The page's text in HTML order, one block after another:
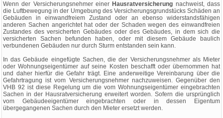
Wenn der Versicherungsnehmer einer Hausratversicherung nachweist, dass
die Luftbewegung in der Umgebung des Versicherungsgrundstücks Schäden an
Gebäuden in einwandfreiem Zustand oder an ebenso widerstandsfähigen
anderen Sachen angerichtet hat oder der Schaden wegen des einwandfreien
Zustandes des versicherten Gebäudes oder des Gebäudes, in dem sich die
versicherten Sachen befunden haben, oder mit diesem Gebäude baulich
verbundenen Gebäuden nur durch Sturm entstanden sein kann.
In das Gebäude eingefügte Sachen, die der Versicherungsnehmer als Mieter
oder Wohnungseigentümer auf seine Kosten beschafft oder übernommen hat
und daher hierfür die Gefahr trägt. Eine anderweitige Vereinbarung über die
Gefahrtragung ist vom Versicherungsnehmer nachzuweisen. Gegenüber den
VHB 92 ist diese Regelung um die vom Wohnungseigentümer eingebrachten
Sachen in der Hausratversicherung erweitert worden. Sofern die ursprünglich
vom Gebäudeeigentümer eingebrachten oder in dessen Eigentum
übergegangenen Sachen durch den Mieter ersetzt werden.